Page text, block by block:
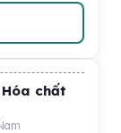
chất